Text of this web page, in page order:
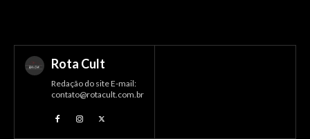
Rota Cult
Redação do site E-mail:
contato@rotacult.com.br